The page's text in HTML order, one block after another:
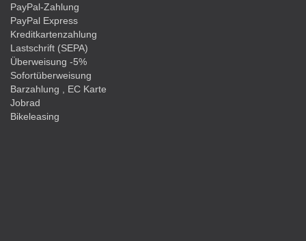
PayPal-Zahlung
PayPal Express
Kreditkartenzahlung
Lastschrift (SEPA)
Überweisung -5%
Sofortüberweisung
Barzahlung , EC Karte
Jobrad
Bikeleasing